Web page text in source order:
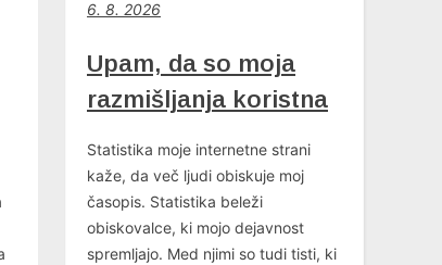
6. 8. 2026
Upam, da so moja
razmišljanja koristna
Statistika moje internetne strani
kaže, da več ljudi obiskuje moj
časopis. Statistika beleži
obiskovalce, ki mojo dejavnost
spremljajo. Med njimi so tudi tisti, ki